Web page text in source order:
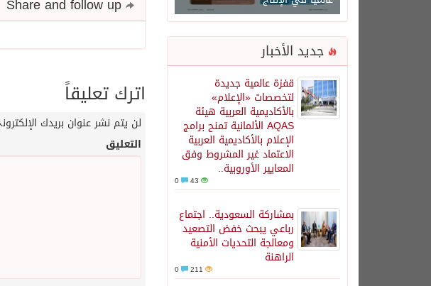
جديد الأخبار
قفزة عالمية جديدة
لتخصصات «الإعلام»
بالأكاديمية العربية هيئة
AQAS الألمانية تمنح برامج
الإعلام بالأكاديمية العربية
الاعتماد غير المشروط وفق
المعايير الأوروبية..
43
بمشاركة السعودية.. اجتماع
رباعي يبحث خفض التصعيد
ومعالجة التحديات الأمنية
الراهنة
211
اترك تعليقاً
لن يتم نشر عنوان بريدك
التعليق